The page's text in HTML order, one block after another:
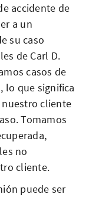
accidente de
a un
su caso
de Carl D.
casos de
lo que significa
cliente
Tomamos
no
cliente.
puede ser